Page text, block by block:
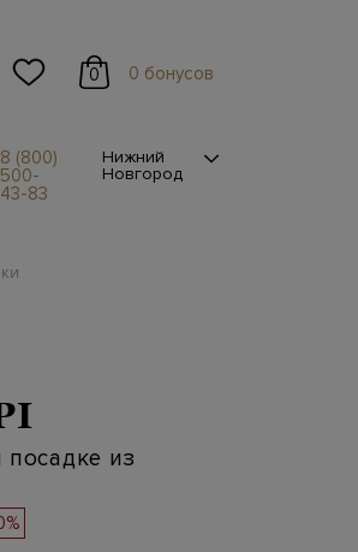
0 0 бонусов
8 (800)
500-
43-83
Нижний
Новгород
из